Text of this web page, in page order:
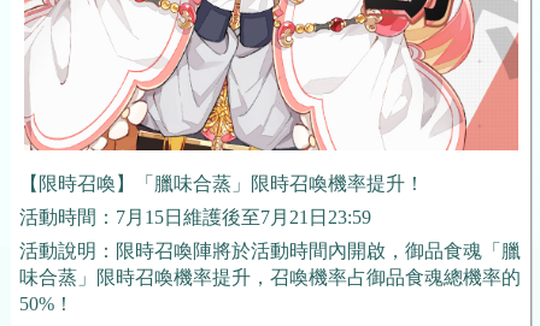
【限時召喚】「臘味合蒸」限時召喚機率提升！
活動時間：7月15日維護後至7月21日23:59
活動說明：限時召喚陣將於活動時間內開啟，御品食魂「臘
味合蒸」限時召喚機率提升，召喚機率占御品食魂總機率的
50%！